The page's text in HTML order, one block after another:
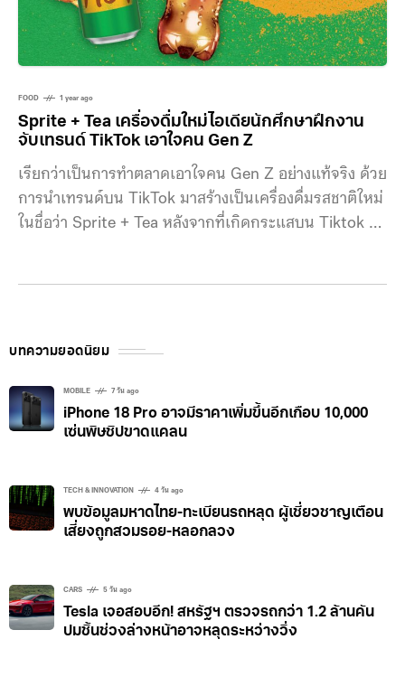
FOOD 1 year ago
Sprite + Tea เครื่องดื่มใหม่ไอเดียนักศึกษาฝึกงาน
จับเทรนด์ TikTok เอาใจคน Gen Z
เรียกว่าเป็นการทำตลาดเอาใจคน Gen Z อย่างแท้จริง ด้วย
การนำเทรนด์บน TikTok มาสร้างเป็นเครื่องดื่มรสชาติใหม่
ในชื่อว่า Sprite + Tea หลังจากที่เกิดกระแสบน Tiktok ที่
จำกัดจนถึงเดือนตุลาคมนี้ สิ่งที่น่าสนใจก็คือ เครื่องดื่ม
นักศึกษาฝึกงาน ภายใต้โครงการวิจัยและพัฒนาที่เปิดให้
เด็กฝึกงานมีส่วนร่วมคิดค้นนวัตกรรมและไอเดียการตลาด
บทความยอดนิยม
MOBILE 7 วัน ago
iPhone 18 Pro อาจมีราคาเพิ่มขึ้นอีกเกือบ 10,000
เซ่นพิษชิปขาดแคลน
TECH & INNOVATION 4 วัน ago
พบข้อมูลมหาดไทย-ทะเบียนรถหลุด ผู้เชี่ยวชาญเตือน
เสี่ยงถูกสวมรอย-หลอกลวง
CARS 5 วัน ago
Tesla เจอสอบอีก! สหรัฐฯ ตรวจรถกว่า 1.2 ล้านคัน
ปมชิ้นช่วงล่างหน้าอาจหลุดระหว่างวิ่ง